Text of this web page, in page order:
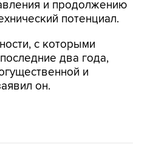
и продолжению
потенциал.
с которыми
два года,
и
он.